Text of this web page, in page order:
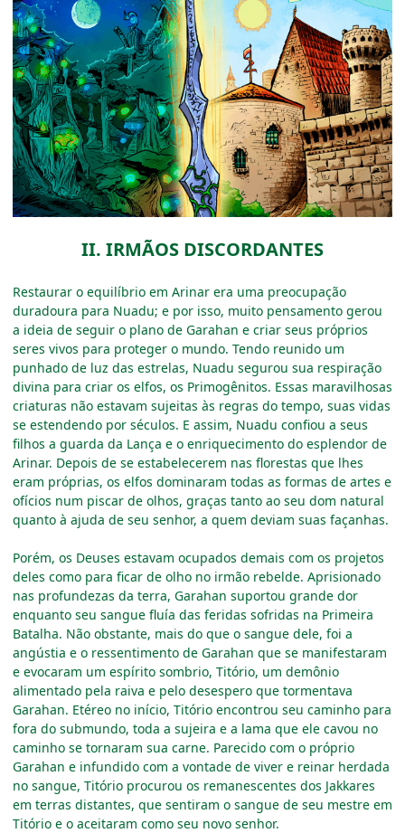
II. IRMÃOS DISCORDANTES
Restaurar o equilíbrio em Arinar era uma preocupação
duradoura para Nuadu; e por isso, muito pensamento gerou
a ideia de seguir o plano de Garahan e criar seus próprios
seres vivos para proteger o mundo. Tendo reunido um
punhado de luz das estrelas, Nuadu segurou sua respiração
divina para criar os elfos, os Primogênitos. Essas maravilhosas
criaturas não estavam sujeitas às regras do tempo, suas vidas
se estendendo por séculos. E assim, Nuadu confiou a seus
filhos a guarda da Lança e o enriquecimento do esplendor de
Arinar. Depois de se estabelecerem nas florestas que lhes
eram próprias, os elfos dominaram todas as formas de artes e
ofícios num piscar de olhos, graças tanto ao seu dom natural
quanto à ajuda de seu senhor, a quem deviam suas façanhas.
Porém, os Deuses estavam ocupados demais com os projetos
deles como para ficar de olho no irmão rebelde. Aprisionado
nas profundezas da terra, Garahan suportou grande dor
enquanto seu sangue fluía das feridas sofridas na Primeira
Batalha. Não obstante, mais do que o sangue dele, foi a
angústia e o ressentimento de Garahan que se manifestaram
e evocaram um espírito sombrio, Titório, um demônio
alimentado pela raiva e pelo desespero que tormentava
Garahan. Etéreo no início, Titório encontrou seu caminho para
fora do submundo, toda a sujeira e a lama que ele cavou no
caminho se tornaram sua carne. Parecido com o próprio
Garahan e infundido com a vontade de viver e reinar herdada
no sangue, Titório procurou os remanescentes dos Jakkares
em terras distantes, que sentiram o sangue de seu mestre em
Titório e o aceitaram como seu novo senhor.